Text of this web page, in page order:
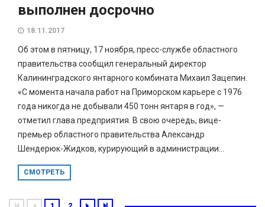
выполнен досрочно
18.11.2017
Об этом в пятницу, 17 ноября, пресс-службе областного
правительства сообщил генеральный директор
Калининградского янтарного комбината Михаил Зацепин.
«С момента начала работ на Приморском карьере с 1976
года никогда не добывали 450 тонн янтаря в год», —
отметил глава предприятия. В свою очередь, вице-
премьер областного правительства Александр
Шендерюк-Жидков, курирующий в администрации...
СМОТРЕТЬ